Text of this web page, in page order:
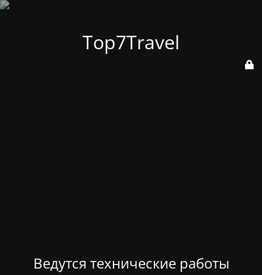
Top7Travel
Ведутся технические работы